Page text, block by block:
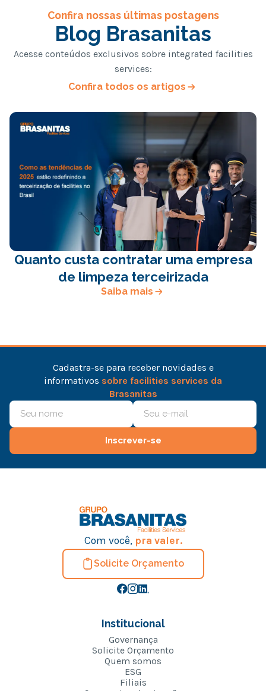
Confira nossas últimas postagens
Blog Brasanitas
Acesse conteúdos exclusivos sobre integrated facilities
services:
Confira todos os artigos
Quanto custa contratar uma empresa
de limpeza terceirizada
Saiba mais
Cadastra-se para receber novidades e
informativos sobre facilities services da
Brasanitas
Inscrever-se
Com você, pra valer.
Solicite Orçamento
Institucional
Governança
Solicite Orçamento
Quem somos
ESG
Filiais